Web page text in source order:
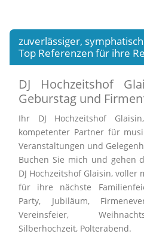
zuverlässiger,
Top Referenzen für ihre
DJ Hochzeitshof
Geburstag und
Ihr DJ Hochzeitshof
kompetenter Partner für
Veranstaltungen und
Buchen Sie mich und gehen
DJ Hochzeitshof Glaisin,
für ihre nächste
Party, Jubiläum,
Vereinsfeier,
Silberhochzeit, Polterabend.